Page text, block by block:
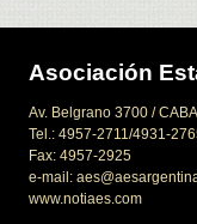
Asociación
Av. Belgrano 3700 /
Tel.: 4957-2711/4931-
Fax: 4957-2925
e-mail:
www.notiaes.com